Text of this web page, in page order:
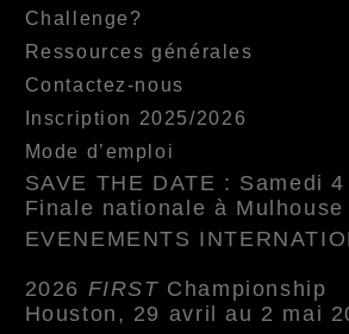
Challenge?
Ressources générales
Contactez-nous
Inscription 2025/2026
Mode d’emploi
SAVE THE DATE : Samedi
Finale nationale à Mulhouse
EVENEMENTS
2026 FIRST Championship
Houston, 29 avril au 2 mai